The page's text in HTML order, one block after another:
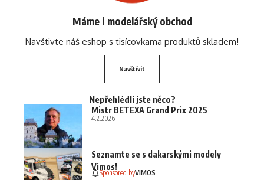
Máme i modelářský obchod
Navštivte náš eshop s tisícovkama produktů skladem!
Navštívit
Nepřehlédli jste něco?
Mistr BETEXA Grand Prix 2025
4.2.2026
Seznamte se s dakarskými modely
Vimos!
Sponsored byVIMOS